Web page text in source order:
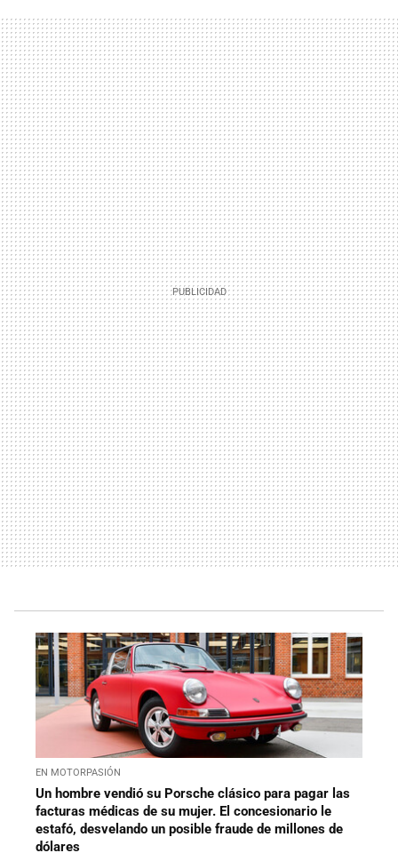
EN MOTORPASIÓN
Un hombre vendió su Porsche clásico para pagar las
facturas médicas de su mujer. El concesionario le
estafó, desvelando un posible fraude de millones de
dólares